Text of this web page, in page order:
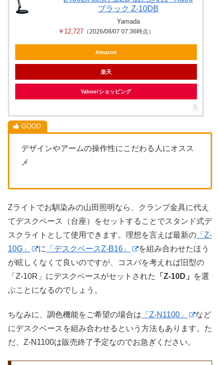
ブラック Z-10DB
Yamada
￥12,727（2026/08/07 07:36時点）
Amazon
楽天
Yahoo!ショッピング
デザインやアームの操作性にこだわる人にオスス
メ
Zライトでお馴染みの山田照明なら、クランプ金具に代え
てデスクベース（台座）をセットすることでスタンド式デ
スクライトとして使用できます。理想を言えば最新の 「Z-
10G」
に 「デスクベースZ-B16」
を組み合わせたほう
が眩しくなくて良いのですが、コスパを考えれば旧型の
「Z-10R」にデスクベースがセットされた
「Z-10D」
を選
ぶことになるのでしょう。
ちなみに、調色機能をご希望の場合は 「Z-N1100」
など
にデスクベースを組み合わせるという方法もあります。た
だ、Z-N1100は販売終了予定なのでお急ぎください。